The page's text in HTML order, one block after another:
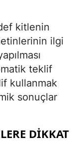
kitlenin
ilgi
teklif
kullanmak
sonuçlar
DIKKAT